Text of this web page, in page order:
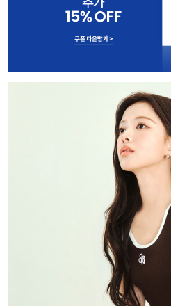
3) 촘촘한 골조직이 체형을 잡아주어 슬림해